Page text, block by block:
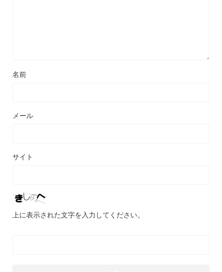
名前
メール
サイト
上に表示された文字を入力してください。